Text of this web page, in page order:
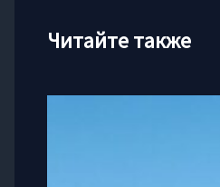
Читайте также